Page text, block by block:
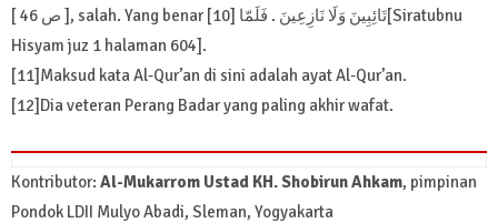
[ ص 46 ], salah. Yang benar تَائِبِينَ وَلَا نَازِعِينَ . فَلَمّا [10][Siratubnu
Hisyam juz 1 halaman 604].
[11]Maksud kata Al-Qur’an di sini adalah ayat Al-Qur’an.
[12]Dia veteran Perang Badar yang paling akhir wafat.
Kontributor: Al-Mukarrom Ustad KH. Shobirun Ahkam, pimpinan
Pondok LDII Mulyo Abadi, Sleman, Yogyakarta